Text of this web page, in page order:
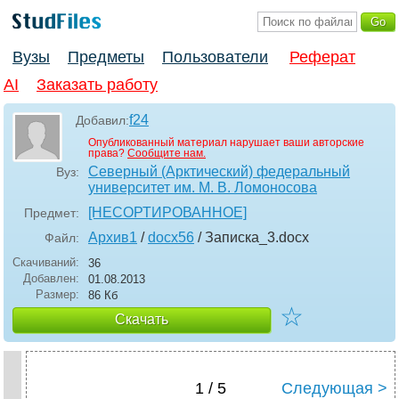
Вузы Предметы Пользователи
Реферат
AI
Заказать работу
Добавил:f24
Опубликованный материал нарушает ваши авторские
права? Сообщите нам.
Вуз:
Северный (Арктический) федеральный
университет им. М. В. Ломоносова
Предмет: [НЕСОРТИРОВАННОЕ]
Файл: Архив1 /docx56 / Записка_3.docx
Скачиваний:
36
Добавлен:
01.08.2013
Размер:
86 Кб
Скачать ☆
1 / 5 Следующая >